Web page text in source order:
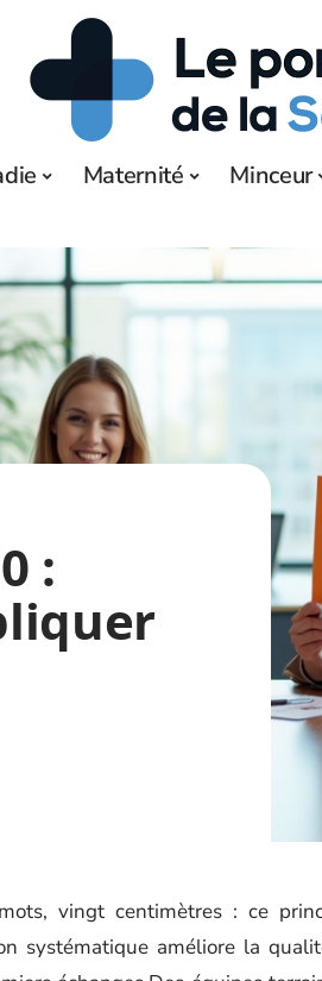
Maternité Minceur
:
vingt centimètres : ce
systématique améliore la